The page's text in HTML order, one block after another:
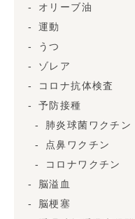
オリーブ油
運動
うつ
ゾレア
コロナ抗体検査
予防接種
肺炎球菌ワクチン
点鼻ワクチン
コロナワクチン
脳溢血
脳梗塞